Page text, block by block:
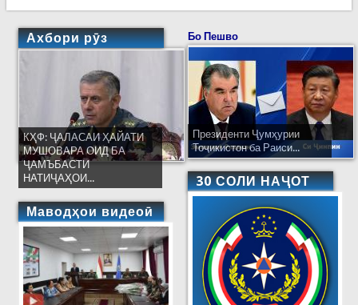
Ахбори рӯз
КҲФ: ҶАЛАСАИ ҲАЙАТИ
МУШОВАРА ОИД БА
ҶАМЪБАСТИ
НАТИҶАҲОИ...
Маводҳои видеоӣ
Бо Пешво
Президенти Ҷумҳурии
Тоҷикистон ба Раиси...
30 СОЛИ НАҶОТ